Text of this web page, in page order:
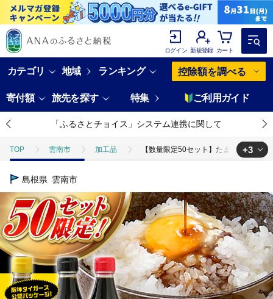
ログイン 新規登録 カート
カテゴリ 地域 ランキング 控除額を調べる
寄付額 旅先を探す 特集 ご利用ガイド
「ふるさとチョイス」システム連携に関して
TOP 雲南市 加工品 【数量限定50セット】たまごかけご
TOP
TOP 加工食品 調味料 【数量限定50セット】たまごかけご
TOP 加工食品 調味料 醤油 【数量限定50セット】た
+3
島根県 雲南市